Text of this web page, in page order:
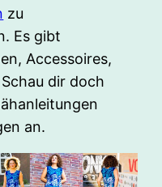
zu
Es gibt
Accessoires,
dir doch
an.